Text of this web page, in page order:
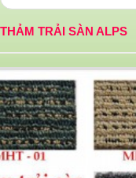
THẢM TRẢI SÀN ALPS